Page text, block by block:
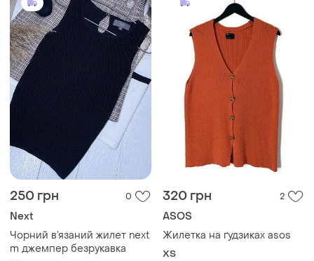
250 грн 0
Next
Чорний в’язаний жилет next
m джемпер безрукавка
320 грн 2
ASOS
Жилетка на ґудзиках asos
ХS